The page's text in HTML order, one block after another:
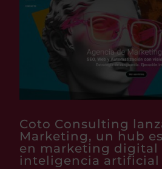
Coto Consulting
Marketing, un hub
en marketing digital
inteligencia artificial